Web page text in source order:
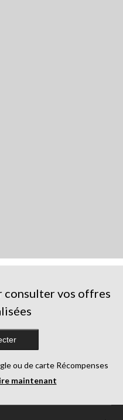
consulter vos offres
ou de carte Récompenses
maintenant